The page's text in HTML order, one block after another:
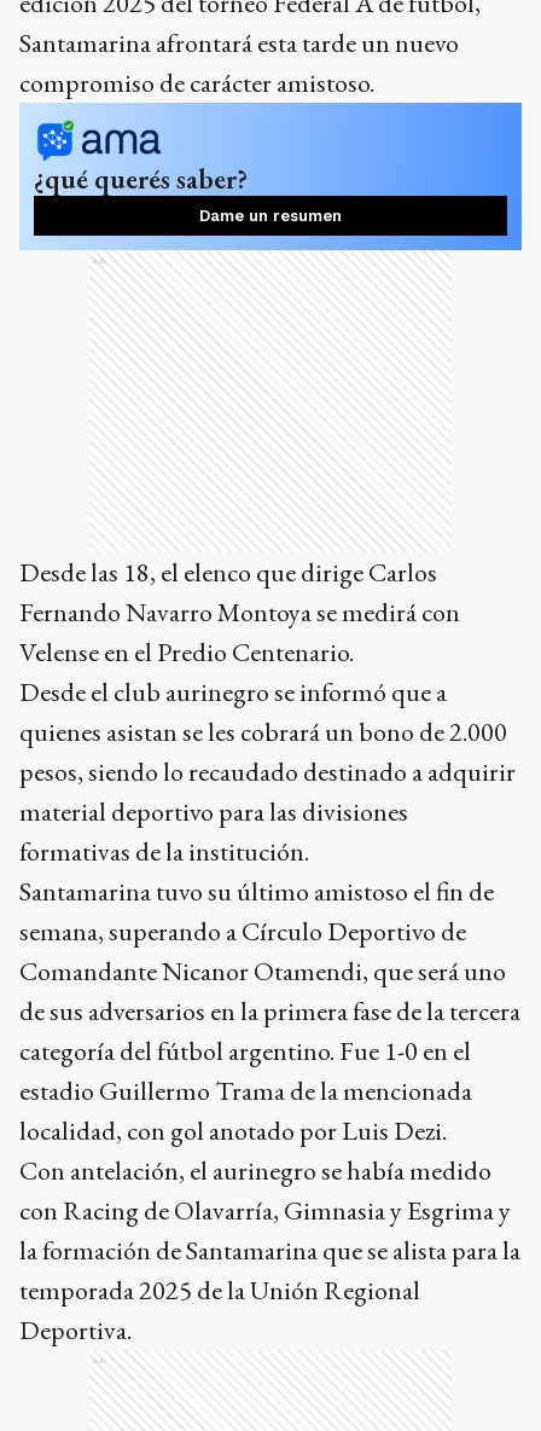
Santamarina afrontará esta tarde un nuevo
compromiso de carácter amistoso.
¿qué querés saber?
Dame un resumen
Ads
Desde las 18, el elenco que dirige Carlos
Fernando Navarro Montoya se medirá con
Velense en el Predio Centenario.
Desde el club aurinegro se informó que a
quienes asistan se les cobrará un bono de 2.000
pesos, siendo lo recaudado destinado a adquirir
material deportivo para las divisiones
formativas de la institución.
Santamarina tuvo su último amistoso el fin de
semana, superando a Círculo Deportivo de
Comandante Nicanor Otamendi, que será uno
de sus adversarios en la primera fase de la tercera
categoría del fútbol argentino. Fue 1-0 en el
estadio Guillermo Trama de la mencionada
localidad, con gol anotado por Luis Dezi.
Con antelación, el aurinegro se había medido
con Racing de Olavarría, Gimnasia y Esgrima y
la formación de Santamarina que se alista para la
temporada 2025 de la Unión Regional
Deportiva.
Ads